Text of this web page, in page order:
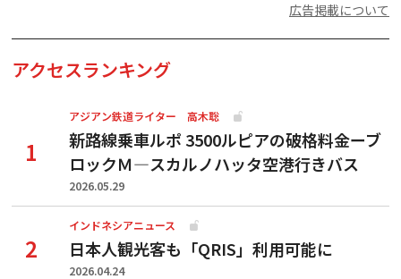
広告掲載について
アクセスランキング
アジアン鉄道ライター 高木聡
新路線乗車ルポ 3500ルピアの破格料金ーブ
ロックＭ―スカルノハッタ空港行きバス
2026.05.29
インドネシアニュース
日本人観光客も「QRIS」利用可能に
2026.04.24